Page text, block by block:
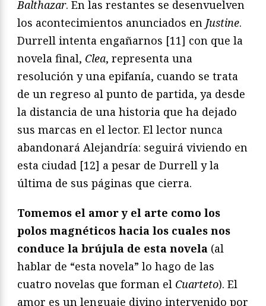
Balthazar. En las restantes se desenvuelven
los acontecimientos anunciados en Justine.
Durrell intenta engañarnos [11] con que la
novela final, Clea, representa una
resolución y una epifanía, cuando se trata
de un regreso al punto de partida, ya desde
la distancia de una historia que ha dejado
sus marcas en el lector. El lector nunca
abandonará Alejandría: seguirá viviendo en
esta ciudad [12] a pesar de Durrell y la
última de sus páginas que cierra.
Tomemos el amor y el arte como los
polos magnéticos hacia los cuales nos
conduce la brújula de esta novela (al
hablar de “esta novela” lo hago de las
cuatro novelas que forman el Cuarteto). El
amor es un lenguaje divino intervenido por